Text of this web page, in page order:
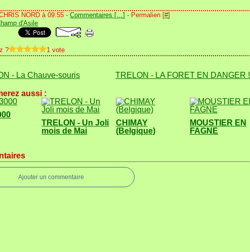
NORD à 09:55 -Commentaires […] - Permalien [#]
d'Asile
? 1 vote
- La Chauve-souris TRELON - LA FORÊT EN DANGER !
aussi :
TRELON - Un Joli
mois de Mai
CHIMAY
(Belgique)
MOUSTIER EN
FAGNE
Ajouter un commentaire